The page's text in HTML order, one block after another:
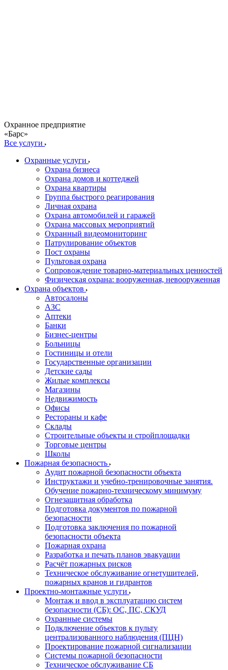
Охранное предприятие
«Барс»
Все услуги
Охранные услуги
Охрана бизнеса
Охрана домов и коттеджей
Охрана квартиры
Группа быстрого реагирования
Личная охрана
Охрана автомобилей и гаражей
Охрана массовых мероприятий
Охранный видеомониторинг
Патрулирование объектов
Пост охраны
Пультовая охрана
Сопровождение товарно-материальных ценностей
Физическая охрана: вооруженная, невооруженная
Охрана объектов
Автосалоны
АЗС
Аптеки
Банки
Бизнес-центры
Больницы
Гостиницы и отели
Государственные организации
Детские сады
Жилые комплексы
Магазины
Недвижимость
Офисы
Рестораны и кафе
Склады
Строительные объекты и стройплощадки
Торговые центры
Школы
Пожарная безопасность
Аудит пожарной безопасности объекта
Инструктажи и учебно-тренировочные занятия.
Обучение пожарно-техническому минимуму
Огнезащитная обработка
Подготовка документов по пожарной
безопасности
Подготовка заключения по пожарной
безопасности объекта
Пожарная охрана
Разработка и печать планов эвакуации
Расчёт пожарных рисков
Техническое обслуживание огнетушителей,
пожарных кранов и гидрантов
Проектно-монтажные услуги
Монтаж и ввод в эксплуатацию систем
безопасности (СБ): ОС, ПС, СКУД
Охранные системы
Подключение объектов к пульту
централизованного наблюдения (ПЦН)
Проектирование пожарной сигнализации
Системы пожарной безопасности
Техническое обслуживание СБ